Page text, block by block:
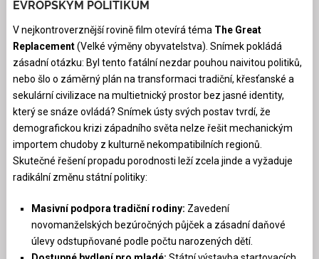
EVROPSKÝM POLITIKŮM
V nejkontroverznější rovině film otevírá téma The Great
Replacement(Velké výměny obyvatelstva). Snímek pokládá
zásadní otázku: Byl tento fatální nezdar pouhou naivitou politiků,
nebo šlo o záměrný plán na transformaci tradiční, křesťanské a
sekulární civilizace na multietnický prostor bez jasné identity,
který se snáze ovládá? Snímek ústy svých postav tvrdí, že
demografickou krizi západního světa nelze řešit mechanickým
importem chudoby z kulturně nekompatibilních regionů.
Skutečné řešení propadu porodnosti leží zcela jinde a vyžaduje
radikální změnu státní politiky:
Masivní podpora tradiční rodiny: Zavedení
novomanželských bezúročných půjček a zásadní daňové
úlevy odstupňované podle počtu narozených dětí.